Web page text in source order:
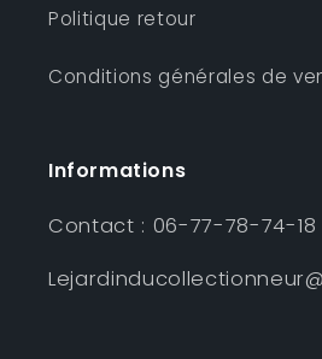
Politique retour
Conditions générales de
Informations
Contact : 06-77-78-74-18